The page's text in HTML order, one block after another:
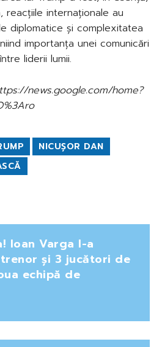
reacțiile internaționale au
diplomatice și complexitatea
importanța unei comunicări
liderii lumii.
news.google.com/home?
NICUȘOR DAN
Ioan Varga l-a
și 3 jucători de
echipă de